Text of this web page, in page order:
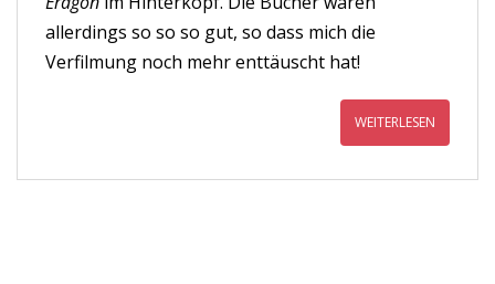
allerdings so so so gut, so dass mich die
Verfilmung noch mehr enttäuscht hat!
WEITERLESEN